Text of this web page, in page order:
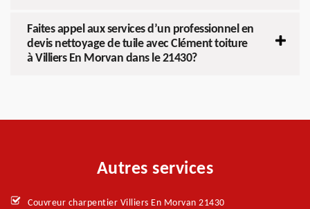
Faites appel aux services d’un professionnel en
devis nettoyage de tuile avec Clément toiture
à Villiers En Morvan dans le 21430?
Autres services
Couvreur charpentier Villiers En Morvan 21430